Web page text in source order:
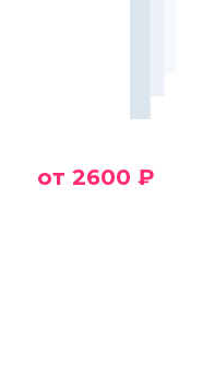
от 2600 ₽